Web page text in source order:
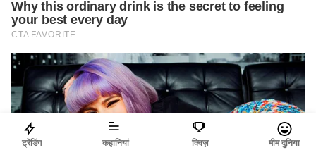
ट्रेंडिंग कहानियां क्विज़ मीम दुनिया